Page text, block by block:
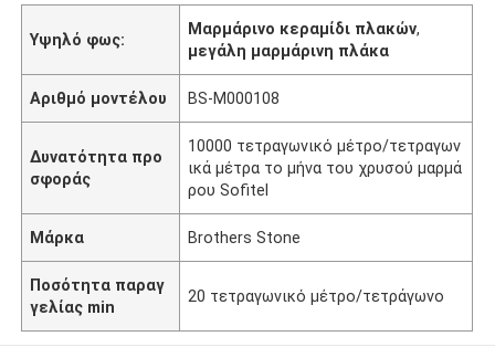
Υψηλό φως:
Μαρμάρινο κεραμίδι πλακών,
μεγάλη μαρμάρινη πλάκα
Αριθμό μοντέλου BS-M000108
Δυνατότητα προ
σφοράς
10000 τετραγωνικό μέτρο/τετραγων
ικά μέτρα το μήνα του χρυσού μαρμά
ρου Sofitel
Μάρκα Brothers Stone
Ποσότητα παραγ
γελίας min
20 τετραγωνικό μέτρο/τετράγωνο